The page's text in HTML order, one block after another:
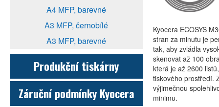
A4 MFP, barevné
A3 MFP, černobílé
A3 MFP, barevné
Produkční tiskárny
Záruční podmínky Kyocera
Kyocera ECOSYS
stran za minutu je
tak, aby zvládla
skenovat až 100
která je až 2600
tiskového prostředí.
výjimečnou
minimu.